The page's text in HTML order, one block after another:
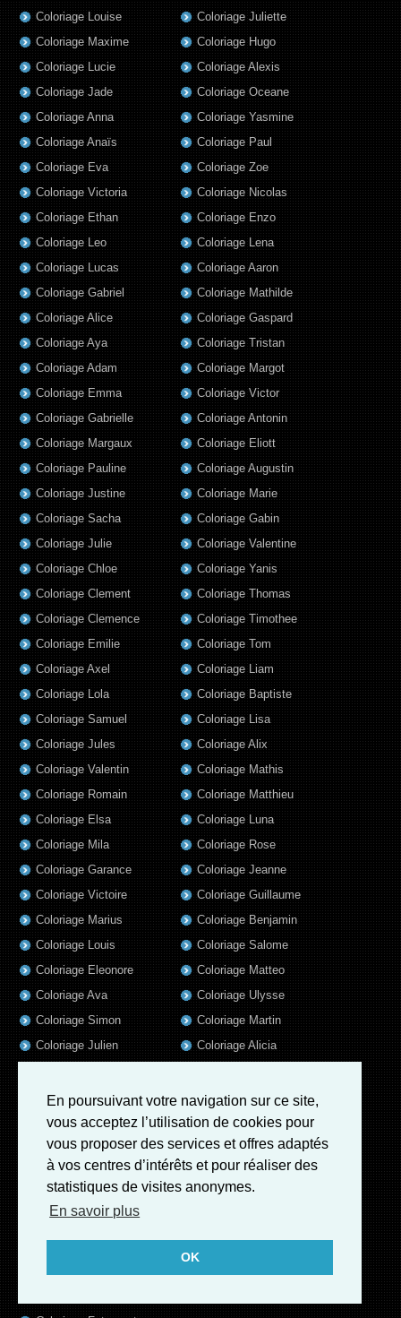
En poursuivant votre navigation sur ce site,
vous acceptez l’utilisation de cookies pour
vous proposer des services et offres adaptés
à vos centres d’intérêts et pour réaliser des
statistiques de visites anonymes.
En savoir plus
OK
Coloriage Louise
Coloriage Maxime
Coloriage Lucie
Coloriage Jade
Coloriage Anna
Coloriage Anaïs
Coloriage Eva
Coloriage Victoria
Coloriage Ethan
Coloriage Leo
Coloriage Lucas
Coloriage Gabriel
Coloriage Alice
Coloriage Aya
Coloriage Adam
Coloriage Emma
Coloriage Gabrielle
Coloriage Juliette
Coloriage Hugo
Coloriage Alexis
Coloriage Oceane
Coloriage Yasmine
Coloriage Paul
Coloriage Zoe
Coloriage Nicolas
Coloriage Enzo
Coloriage Lena
Coloriage Aaron
Coloriage Mathilde
Coloriage Gaspard
Coloriage Tristan
Coloriage Margot
Coloriage Victor
Coloriage Antonin
Coloriage Margaux
Coloriage Pauline
Coloriage Justine
Coloriage Sacha
Coloriage Julie
Coloriage Chloe
Coloriage Clement
Coloriage Clemence
Coloriage Emilie
Coloriage Axel
Coloriage Lola
Coloriage Samuel
Coloriage Jules
Coloriage Valentin
Coloriage Romain
Coloriage Elsa
Coloriage Mila
Coloriage Garance
Coloriage Victoire
Coloriage Marius
Coloriage Louis
Coloriage Eleonore
Coloriage Ava
Coloriage Simon
Coloriage Julien
Coloriage Nina
Coloriage Arthur
Coloriage Noe
Coloriage William
Coloriage Eliott
Coloriage Augustin
Coloriage Marie
Coloriage Gabin
Coloriage Valentine
Coloriage Yanis
Coloriage Thomas
Coloriage Timothee
Coloriage Tom
Coloriage Liam
Coloriage Baptiste
Coloriage Lisa
Coloriage Alix
Coloriage Mathis
Coloriage Matthieu
Coloriage Luna
Coloriage Rose
Coloriage Jeanne
Coloriage Guillaume
Coloriage Benjamin
Coloriage Salome
Coloriage Matteo
Coloriage Ulysse
Coloriage Martin
Coloriage Alicia
Coloriage Felix
Coloriage Rayan
Coloriage Iris
Coloriage Ambre
Coloriage Charles
Coloriage Oscar